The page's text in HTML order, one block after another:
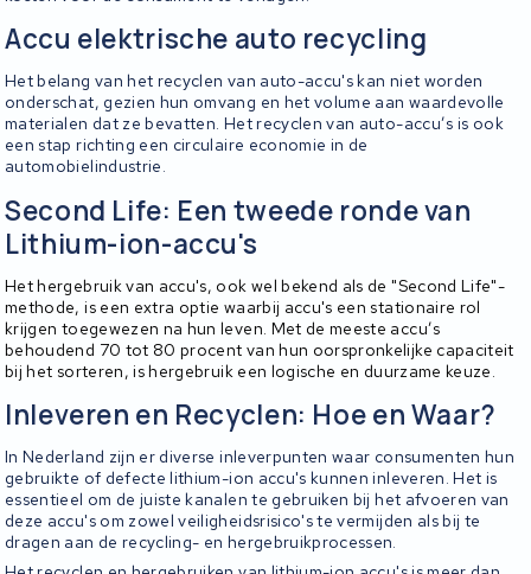
Accu elektrische auto recycling
Het belang van het recyclen van auto-accu's kan niet worden
onderschat, gezien hun omvang en het volume aan waardevolle
materialen dat ze bevatten. Het recyclen van auto-accu’s is ook
een stap richting een circulaire economie in de
automobielindustrie.
Second Life: Een tweede ronde van
Lithium-ion-accu's
Het hergebruik van accu's, ook wel bekend als de "Second Life"-
methode, is een extra optie waarbij accu's een stationaire rol
krijgen toegewezen na hun leven. Met de meeste accu’s
behoudend 70 tot 80 procent van hun oorspronkelijke capaciteit
bij het sorteren, is hergebruik een logische en duurzame keuze.
Inleveren en Recyclen: Hoe en Waar?
In Nederland zijn er diverse inleverpunten waar consumenten hun
gebruikte of defecte lithium-ion accu's kunnen inleveren. Het is
essentieel om de juiste kanalen te gebruiken bij het afvoeren van
deze accu's om zowel veiligheidsrisico's te vermijden als bij te
dragen aan de recycling- en hergebruikprocessen.